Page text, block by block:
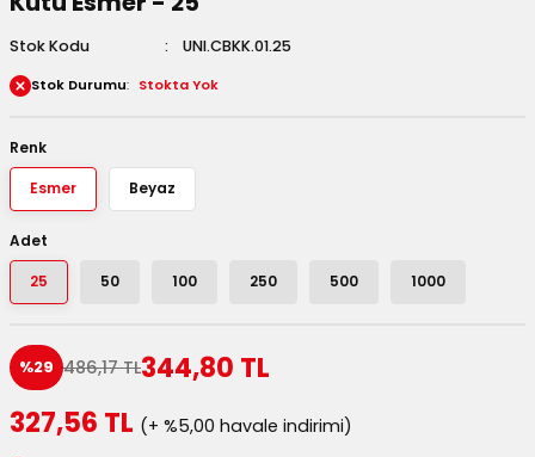
Kutuları
Kutuları
Masura Kapaklı
Stok Kodu UNI.CBKK.01.25
Stok Durumu Stokta Yok
Renk
Esmer Beyaz
Adet
25 50 100 250 500 1000
%29 486,17 TL344,80 TL
327,56 TL (+ %5,00 havale indirimi)